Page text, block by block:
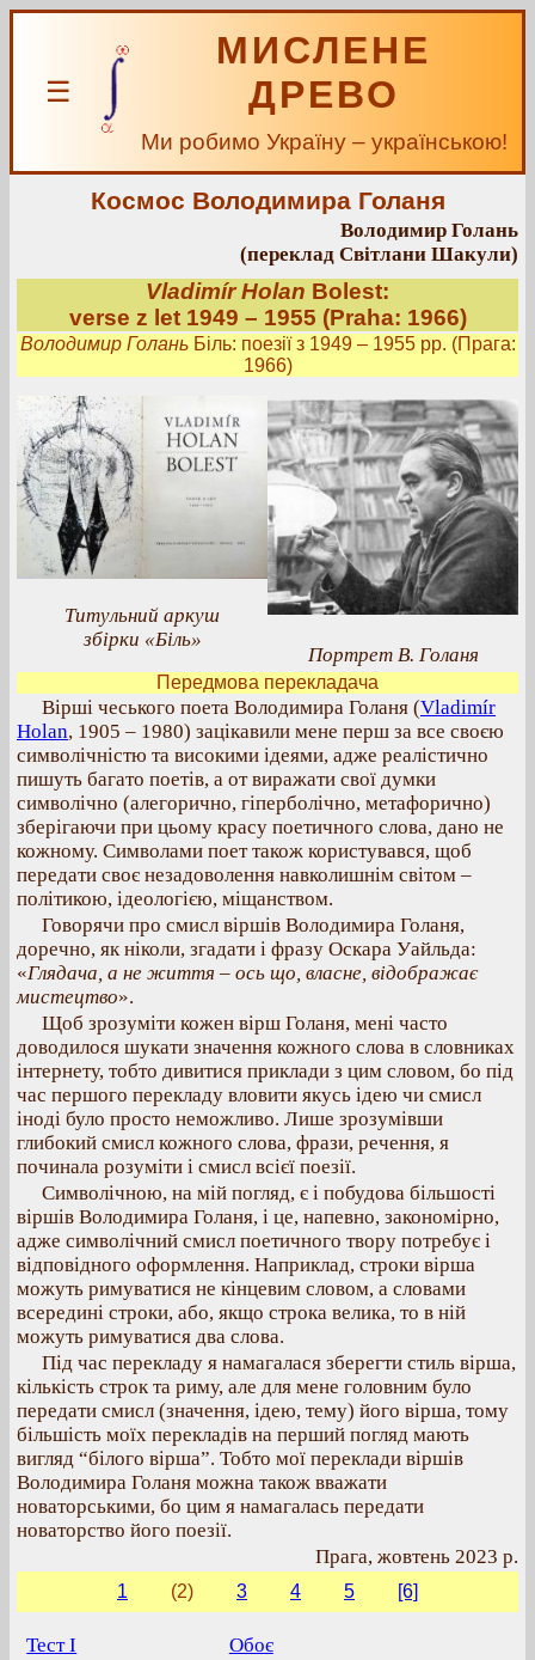
☰
МИСЛЕНЕ
ДРЕВО
Ми робимо Україну – українською!
Космос Володимира Голаня
Володимир Голань
(переклад Світлани Шакули)
Vladimír Holan Bolest:
verse z let 1949 – 1955 (Praha: 1966)
Володимир ГоланьБіль: поезії з 1949 – 1955 рр. (Прага:
1966)
Титульний аркуш
збірки «Біль»
Портрет В. Голаня
Передмова перекладача
Вірші чеського поета Володимира Голаня (Vladimír
Holan, 1905 – 1980) зацікавили мене перш за все своєю
символічністю та високими ідеями, адже реалістично
пишуть багато поетів, а от виражати свої думки
символічно (алегорично, гіперболічно, метафорично)
зберігаючи при цьому красу поетичного слова, дано не
кожному. Символами поет також користувався, щоб
передати своє незадоволення навколишнім світом –
політикою, ідеологією, міщанством.
Говорячи про смисл віршів Володимира Голаня,
доречно, як ніколи, згадати і фразу Оскара Уайльда:
«Глядача, а не життя – ось що, власне, відображає
мистецтво».
Щоб зрозуміти кожен вірш Голаня, мені часто
доводилося шукати значення кожного слова в словниках
інтернету, тобто дивитися приклади з цим словом, бо під
час першого перекладу вловити якусь ідею чи смисл
іноді було просто неможливо. Лише зрозумівши
глибокий смисл кожного слова, фрази, речення, я
починала розуміти і смисл всієї поезії.
Символічною, на мій погляд, є і побудова більшості
віршів Володимира Голаня, і це, напевно, закономірно,
адже символічний смисл поетичного твору потребує і
відповідного оформлення. Наприклад, строки вірша
можуть римуватися не кінцевим словом, а словами
всередині строки, або, якщо строка велика, то в ній
можуть римуватися два слова.
Під час перекладу я намагалася зберегти стиль вірша,
кількість строк та риму, але для мене головним було
передати смисл (значення, ідею, тему) його вірша, тому
більшість моїх перекладів на перший погляд мають
вигляд “білого вірша”. Тобто мої переклади віршів
Володимира Голаня можна також вважати
новаторськими, бо цим я намагалась передати
новаторство його поезії.
Прага, жовтень 2023 р.
1 (2) 3 4 5 [6]
Тест I Обоє